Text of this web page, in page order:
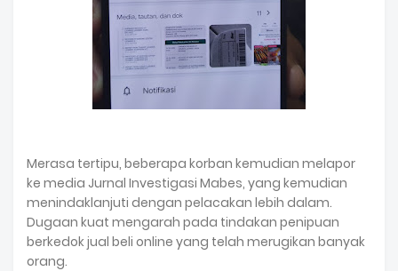
Merasa tertipu, beberapa korban kemudian melapor
ke media Jurnal Investigasi Mabes, yang kemudian
menindaklanjuti dengan pelacakan lebih dalam.
Dugaan kuat mengarah pada tindakan penipuan
berkedok jual beli online yang telah merugikan banyak
orang.